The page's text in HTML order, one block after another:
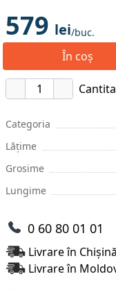
579 lei/buc.
În coș
Categoria
Lățime
Grosime
Lungime
0 60 80 01 01
Livrare în
Livrare în